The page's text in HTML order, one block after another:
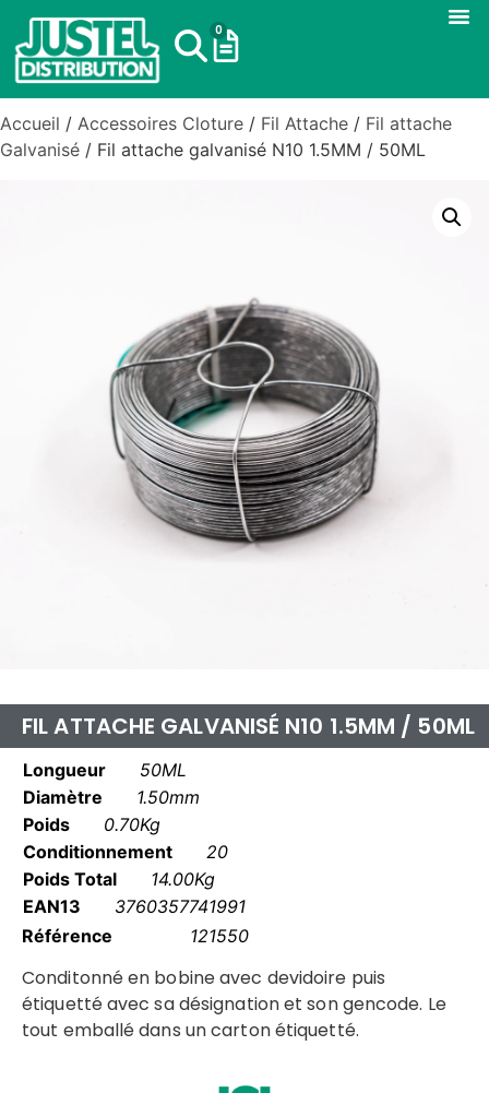
0
Accueil / Accessoires Cloture / Fil Attache / Fil attache
Galvanisé / Fil attache galvanisé N10 1.5MM / 50ML
FIL ATTACHE GALVANISÉ N10 1.5MM / 50ML
Longueur
50ML
Diamètre
1.50mm
Poids
0.70Kg
Conditionnement
20
Poids Total
14.00Kg
EAN13
3760357741991
Référence
121550
Conditonné en bobine avec devidoire puis
étiquetté avec sa désignation et son gencode. Le
tout emballé dans un carton étiquetté.